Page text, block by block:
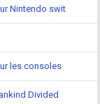
Nintendo swit
les consoles
Divided